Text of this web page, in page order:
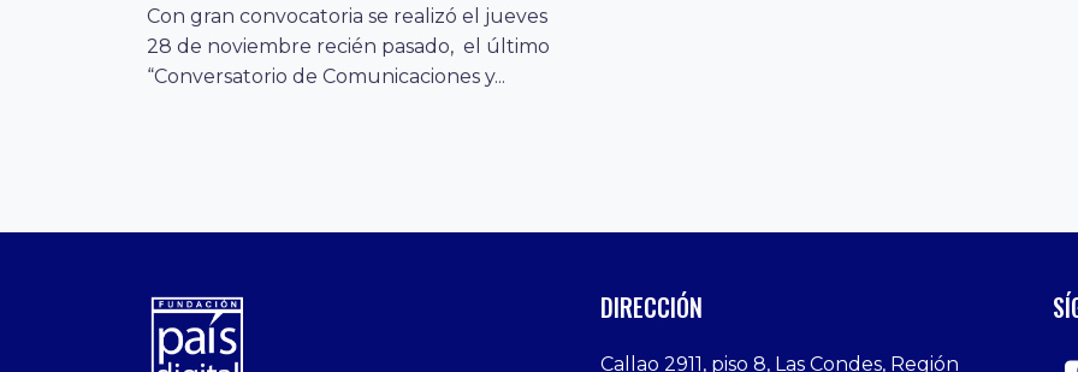
Con gran convocatoria se realizó el jueves
28 de noviembre recién pasado, el último
“Conversatorio de Comunicaciones y...
DIRECCIÓN
Callao 2911, piso 8, Las Condes, Región